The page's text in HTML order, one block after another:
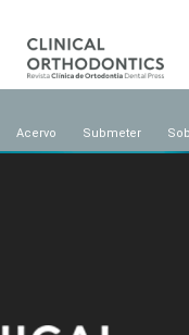
Acervo Submeter